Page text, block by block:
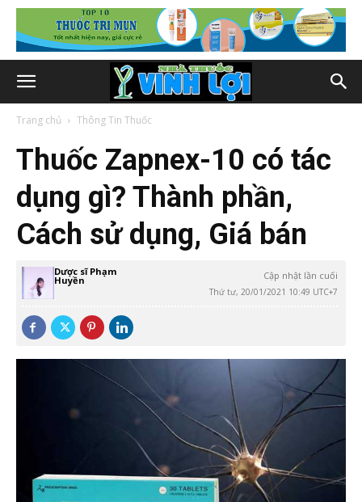
Trang chủ Thông Tin Thuốc
Thuốc Zapnex-10 có tác
dụng gì? Thành phần,
Cách sử dụng, Giá bán
Dược sĩ Phạm
Huyền Cập nhật lần cuối
Thứ tư, 20/01/2021 10:49 UTC+7